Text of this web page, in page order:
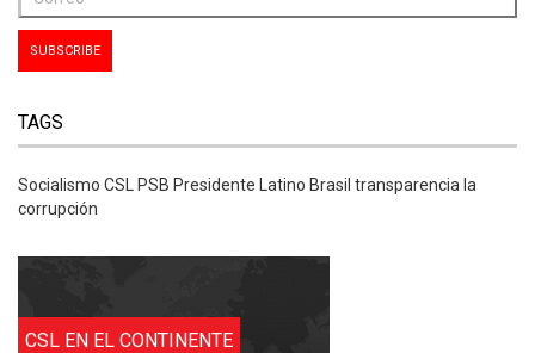
TAGS
Socialismo CSL PSB Presidente Latino Brasil transparencia la
corrupción
CSL EN EL CONTINENTE